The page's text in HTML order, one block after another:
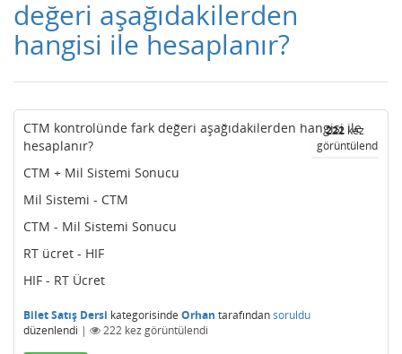
değeri aşağıdakilerden
hangisi ile hesaplanır?
222 kez
görüntülendi
CTM kontrolünde fark değeri aşağıdakilerden hangisi ile
hesaplanır?
CTM + Mil Sistemi Sonucu
Mil Sistemi - CTM
CTM - Mil Sistemi Sonucu
RT ücret - HIF
HIF - RT Ücret
Bilet Satış Dersi kategorisinde Orhan tarafındansoruldu
düzenlendi | 222 kez görüntülendi